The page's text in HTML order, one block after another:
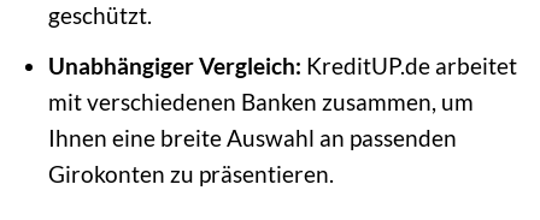
geschützt.
Unabhängiger Vergleich: KreditUP.de arbeitet
mit verschiedenen Banken zusammen, um
Ihnen eine breite Auswahl an passenden
Girokonten zu präsentieren.